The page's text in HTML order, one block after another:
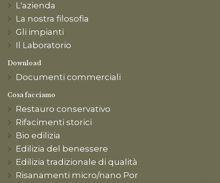
L'azienda
La nostra filosofia
Gli impianti
Il Laboratorio
Download
Documenti commerciali
Cosa facciamo
Restauro conservativo
Rifacimenti storici
Bio edilizia
Edilizia del benessere
Edilizia tradizionale di qualità
Risanamenti micro/nano Por